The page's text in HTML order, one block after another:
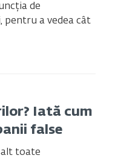
de
pentru a vedea cât
Iată cum
false
toate